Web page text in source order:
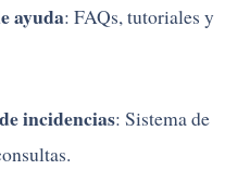
ayuda: FAQs, tutoriales y
deincidencias: Sistemade